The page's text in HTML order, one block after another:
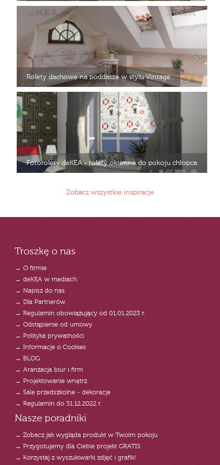
Rolety dachowe na poddasze w stylu Vintage
Fotorolety deKEA - rolety okienne do pokoju chłopca
Zobacz wszystkie inspiracje
Troszkę o nas
→ O firmie
→ deKEA w mediach
→ Napisz do nas
→ Dla Partnerów
→ Regulamin obowiązujący od 01.01.2023 r.
→ Odstąpienie od umowy
→ Polityka prywatności
→ Informacje o Cookies
→ BLOG
→ Aranżacja biur i firm
→ Projektowanie wnętrz
→ Sale przedszkolne - dekoracje
→ Regulamin do 31.12.2022 r.
Nasze poradniki
→ Zobacz jak wygląda produkt w Twoim pokoju
→ Przygotujemy dla Ciebie projekt GRATIS
→ Korzystaj z wyszukiwarki zdjęć i grafik!